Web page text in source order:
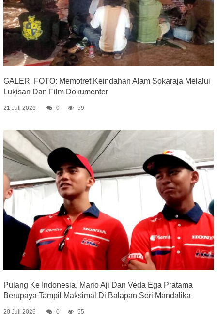
GALERI FOTO: Memotret Keindahan Alam Sokaraja Melalui
Lukisan Dan Film Dokumenter
21 Juli 2026 0 59
Pulang Ke Indonesia, Mario Aji Dan Veda Ega Pratama
Berupaya Tampil Maksimal Di Balapan Seri Mandalika
20 Juli 2026 0 55